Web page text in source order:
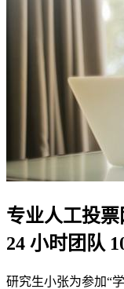
专业人工投票
24 小时团队
研究生小张为参加“